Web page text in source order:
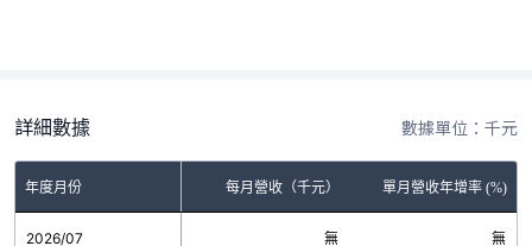
詳細數據 數據單位：千元
年度月份 每月營收（千元） 單月營收年增率 (%)
2026/07 無 無